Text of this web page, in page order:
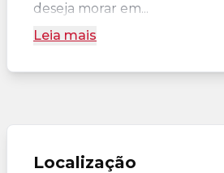
deseja morar em...
Leia mais
Localização